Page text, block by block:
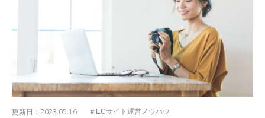
更新日： 2023.05.16
＃ECサイト運営ノウハウ